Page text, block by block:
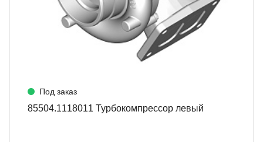
Под заказ
85504.1118011 Турбокомпрессор левый